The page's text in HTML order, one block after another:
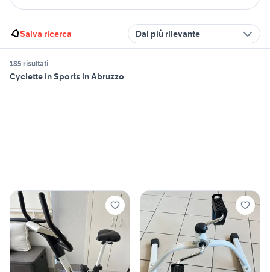
Salva ricerca Dal più rilevante
185 risultati
Cyclette in Sports in Abruzzo